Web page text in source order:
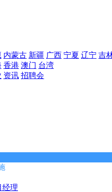
内蒙古 新疆 广西 宁夏 辽宁 吉
香港 澳门 台湾
资讯 招聘会
经理